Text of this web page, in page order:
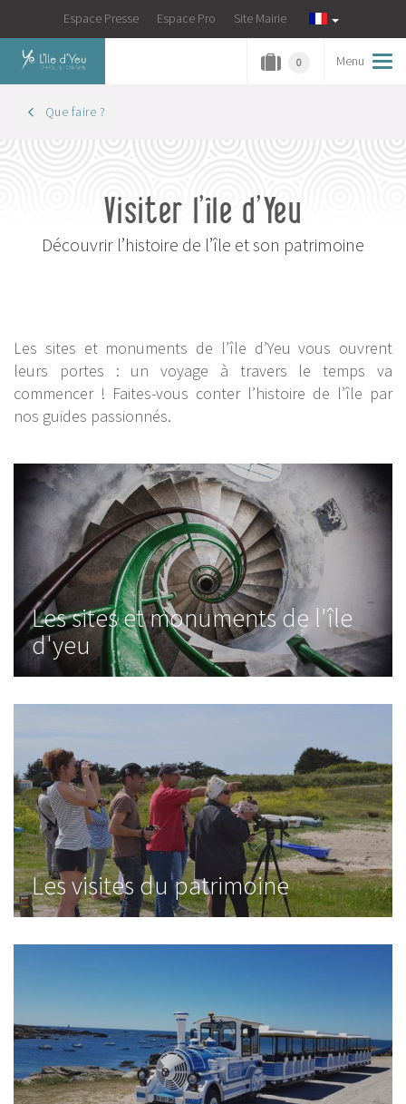
Espace Presse Espace Pro Site Mairie
Menu
0
Que faire ?
Visiter l’île d’Yeu
Découvrir l’histoire de l’île et son patrimoine
Les sites et monuments de l’île d’Yeu vous ouvrent
leurs portes : un voyage à travers le temps va
commencer ! Faites-vous conter l’histoire de l’île par
nos guides passionnés.
Les sites et monuments de l'île
d'yeu
Les visites du patrimoine